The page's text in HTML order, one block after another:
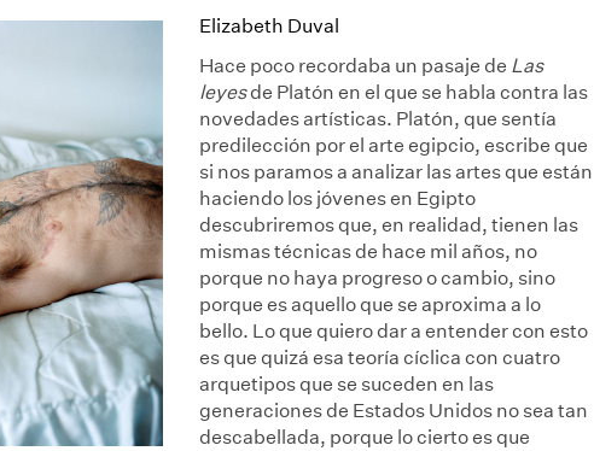
Elizabeth Duval
Hace poco recordaba un pasaje de Las
leyesde Platón en el que se habla contra las
novedades artísticas. Platón, que sentía
predilección por el arte egipcio, escribe que
si nos paramos a analizar las artes que están
haciendo los jóvenes en Egipto
descubriremos que, en realidad, tienen las
mismas técnicas de hace mil años, no
porque no haya progreso o cambio, sino
porque es aquello que se aproxima a lo
bello. Lo que quiero dar a entender con esto
es que quizá esa teoría cíclica con cuatro
arquetipos que se suceden en las
generaciones de Estados Unidos no sea tan
descabellada, porque lo cierto es que